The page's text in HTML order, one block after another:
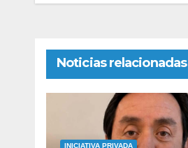
Noticias relacionadas
INICIATIVA PRIVADA